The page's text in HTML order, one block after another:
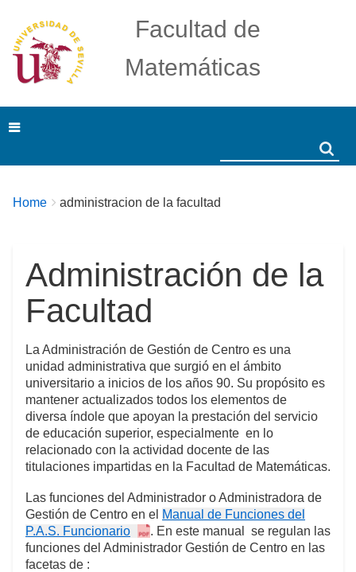
Facultad de
Matemáticas
Breadcrumbs
You
Home administracion de la facultad
Administración de la
Facultad
La Administración de Gestión de Centro es una
unidad administrativa que surgió en el ámbito
universitario a inicios de los años 90. Su propósito es
mantener actualizados todos los elementos de
diversa índole que apoyan la prestación del servicio
de educación superior, especialmente en lo
relacionado con la actividad docente de las
titulaciones impartidas en la Facultad de Matemáticas.
Las funciones del Administrador o Administradora de
Gestión de Centro en el Manual de Funciones del
P.A.S. Funcionario
. En este manual se regulan las
funciones del Administrador Gestión de Centro en las
facetas de :